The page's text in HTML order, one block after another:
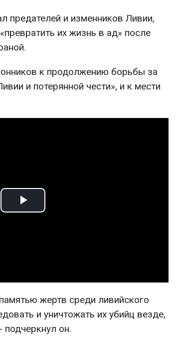
предателей и изменников Ливии,
их жизнь в ад» после
к продолжению борьбы за
и потерянной чести», и к мести
Play
жертв среди ливийского
и уничтожать их убийц везде,
подчеркнул он.